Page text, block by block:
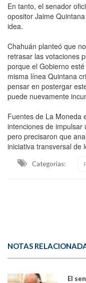
En tanto, el senador
opositor Jaime
idea.
Chahuán planteó que
retrasar las votaciones
porque el Gobierno
misma línea Quintana
pensar en postergar
puede nuevamente
Fuentes de La Moneda
intenciones de impulsar
pero precisaron que
iniciativa transversal de
Categorias:
NOTAS
El